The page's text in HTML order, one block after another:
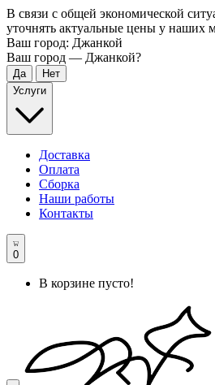
В связи с общей экономической
уточнять актуальные цены у наших
Ваш город: Джанкой
Ваш город — Джанкой?
Услуги
Доставка
Оплата
Сборка
Наши работы
Контакты
0
В корзине пусто!